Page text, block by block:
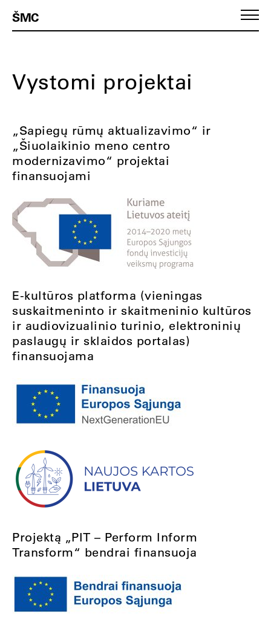
ŠMC
Vystomi projektai
„Sapiegų rūmų aktualizavimo“ ir
„Šiuolaikinio meno centro
modernizavimo“ projektai
finansuojami
E-kultūros platforma (vieningas
suskaitmeninto ir skaitmeninio kultūros
ir audiovizualinio turinio, elektroninių
paslaugų ir sklaidos portalas)
finansuojama
Projektą „PIT – Perform Inform
Transform“ bendrai finansuoja